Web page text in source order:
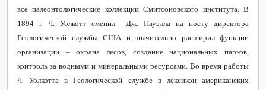
все палеонтологические коллекции Смитсоновского института. В
1894 г. Ч. Уолкотт сменил Дж. Пауэлла на посту директора
Геологической службы США и значительно расширил функции
организации – охрана лесов, создание национальных парков,
контроль за водными и минеральными ресурсами. Во время работы
Ч. Уолкотта в Геологической службе в лексикон американских